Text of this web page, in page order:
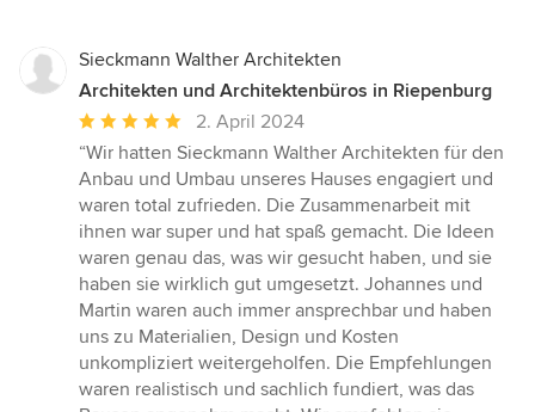
Sieckmann Walther Architekten
Architekten und Architektenbüros in Riepenburg
Durchschnittliche
Bewertung:
5
von
5
Sternen
2. April 2024
“Wir hatten Sieckmann Walther Architekten für den
Anbau und Umbau unseres Hauses engagiert und
waren total zufrieden. Die Zusammenarbeit mit
ihnen war super und hat spaß gemacht. Die Ideen
waren genau das, was wir gesucht haben, und sie
haben sie wirklich gut umgesetzt. Johannes und
Martin waren auch immer ansprechbar und haben
uns zu Materialien, Design und Kosten
unkompliziert weitergeholfen. Die Empfehlungen
waren realistisch und sachlich fundiert, was das